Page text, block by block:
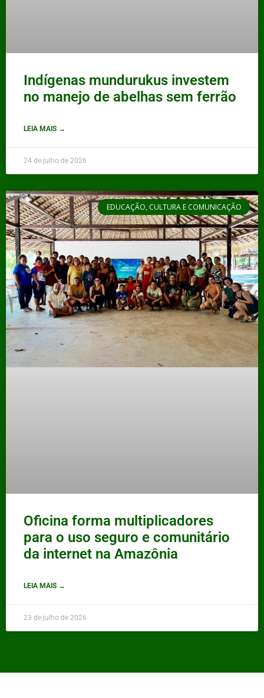
Indígenas mundurukus investem
no manejo de abelhas sem ferrão
LEIA MAIS →
24 de julho de 2026
EDUCAÇÃO, CULTURA E COMUNICAÇÃO
Oficina forma multiplicadores
para o uso seguro e comunitário
da internet na Amazônia
LEIA MAIS →
23 de julho de 2026